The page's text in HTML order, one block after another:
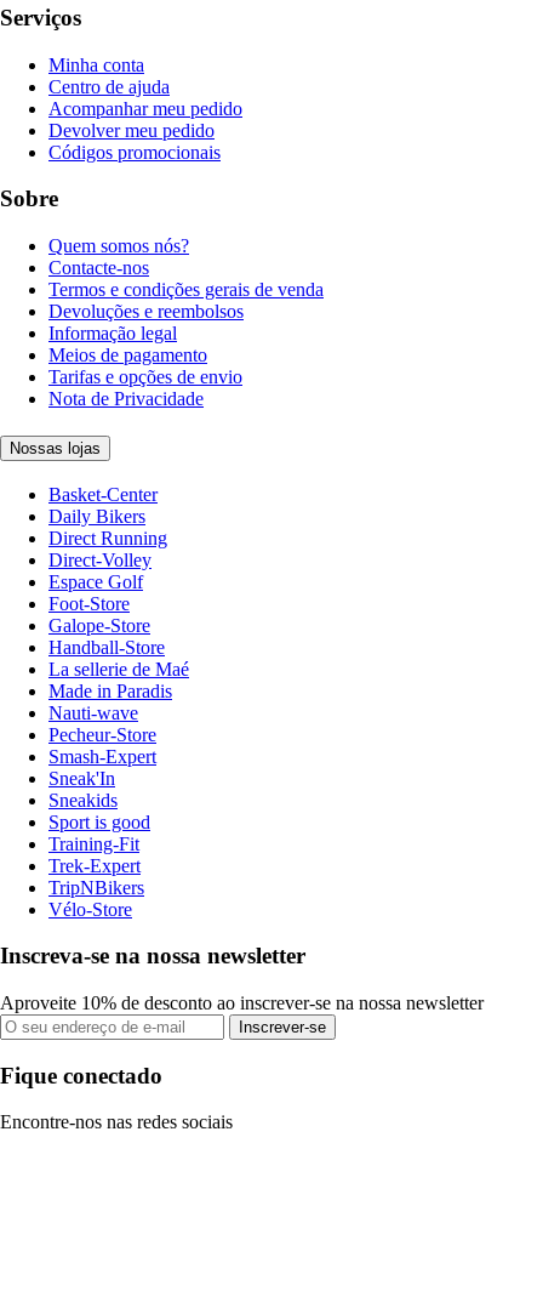
Serviços
Minha conta
Centro de ajuda
Acompanhar meu pedido
Devolver meu pedido
Códigos promocionais
Sobre
Quem somos nós?
Contacte-nos
Termos e condições gerais de venda
Devoluções e reembolsos
Informação legal
Meios de pagamento
Tarifas e opções de envio
Nota de Privacidade
Nossas lojas
Basket-Center
Daily Bikers
Direct Running
Direct-Volley
Espace Golf
Foot-Store
Galope-Store
Handball-Store
La sellerie de Maé
Made in Paradis
Nauti-wave
Pecheur-Store
Smash-Expert
Sneak'In
Sneakids
Sport is good
Training-Fit
Trek-Expert
TripNBikers
Vélo-Store
Inscreva-se na nossa newsletter
Aproveite 10% de desconto ao inscrever-se na nossa newsletter
Inscrever-se
Fique conectado
Encontre-nos nas redes sociais